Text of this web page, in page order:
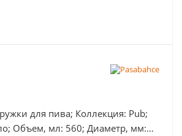
для пива; Коллекция: Pub;
Объем, мл: 560; Диаметр, мм: